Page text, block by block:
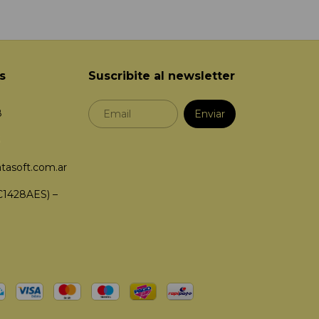
–
Suscribite al newsletter